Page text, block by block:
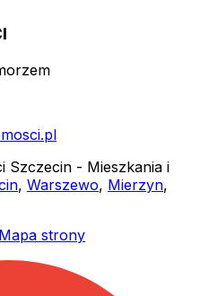
Szczecin - Mieszkania i
, Warszewo, Mierzyn,
Mapa strony